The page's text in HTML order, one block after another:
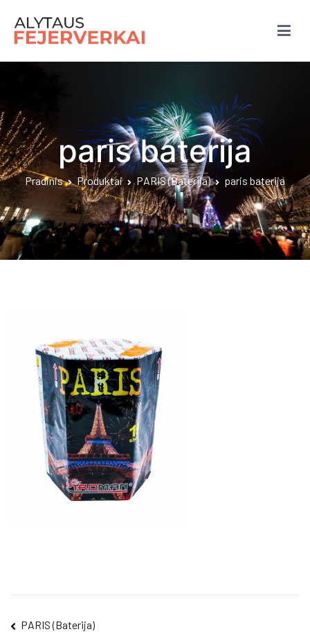
prie
turinio
Fejerverkai Alytuje
paris baterija
Pradinis Produktai PARIS (Baterija) paris baterija
Navigacija
PARIS (Baterija)